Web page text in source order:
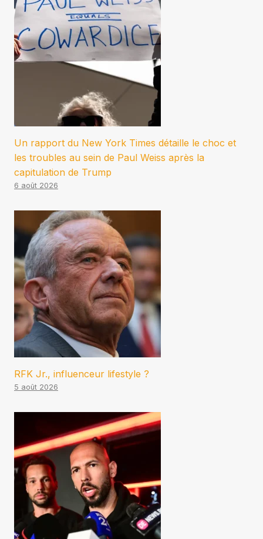
Un rapport du New York Times détaille le choc et
les troubles au sein de Paul Weiss après la
capitulation de Trump
6 août 2026
RFK Jr., influenceur lifestyle ?
5 août 2026